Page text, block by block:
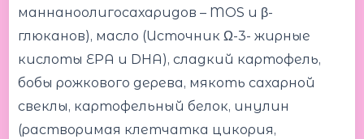
маннаноолигосахаридов – MOS и β-
глюканов), масло (Источник Ω-3- жирные
кислоты EPA и DHA), сладкий картофель,
бобы рожкового дерева, мякоть сахарной
свеклы, картофельный белок, инулин
(растворимая клетчатка цикория,